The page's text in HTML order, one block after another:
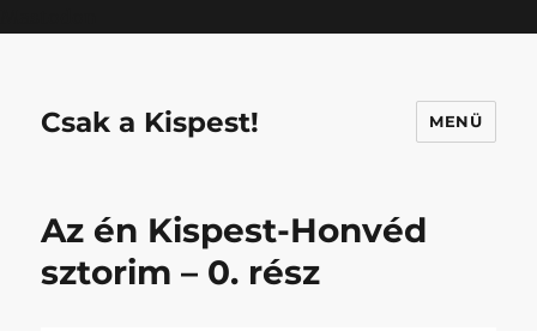
Csak a Kispest! MENÜ
Az én Kispest-Honvéd
sztorim – 0. rész